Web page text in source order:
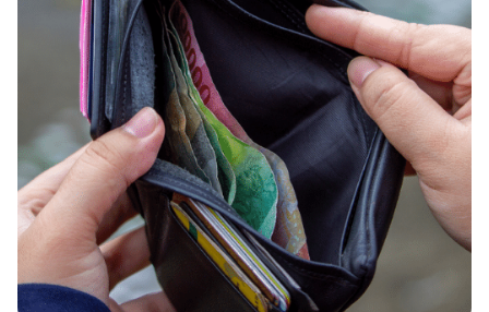
Perhiasan
From Story
Buyback
Jual emas kamu ke Treasury
Gold for Good
Berkontribusi pada hal yang benar-benar berarti
#BuatMasaDepan
Green Gold
Golden Generation
Profile
Tata Kelola
Indonesia
Indonesia
English